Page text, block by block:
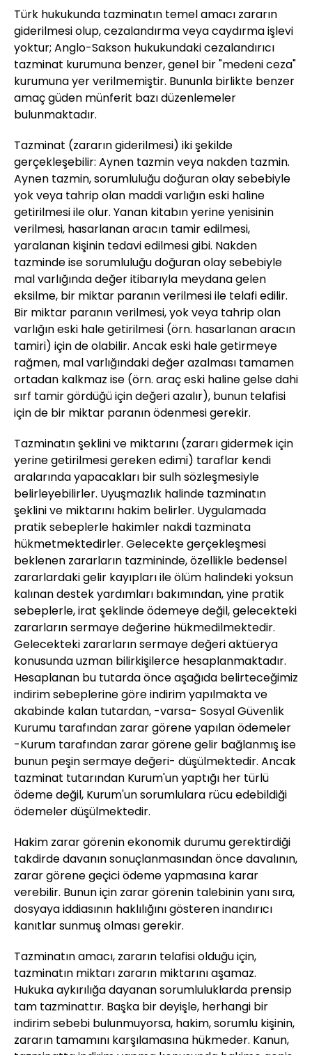
Türk hukukunda tazminatın temel amacı zararın
giderilmesi olup, cezalandırma veya caydırma işlevi
yoktur; Anglo-Sakson hukukundaki cezalandırıcı
tazminat kurumuna benzer, genel bir "medeni ceza"
kurumuna yer verilmemiştir. Bununla birlikte benzer
amaç güden münferit bazı düzenlemeler
bulunmaktadır.
Tazminat (zararın giderilmesi) iki şekilde
gerçekleşebilir: Aynen tazmin veya nakden tazmin.
Aynen tazmin, sorumluluğu doğuran olay sebebiyle
yok veya tahrip olan maddi varlığın eski haline
getirilmesi ile olur. Yanan kitabın yerine yenisinin
verilmesi, hasarlanan aracın tamir edilmesi,
yaralanan kişinin tedavi edilmesi gibi. Nakden
tazminde ise sorumluluğu doğuran olay sebebiyle
mal varlığında değer itibarıyla meydana gelen
eksilme, bir miktar paranın verilmesi ile telafi edilir.
Bir miktar paranın verilmesi, yok veya tahrip olan
varlığın eski hale getirilmesi (örn. hasarlanan aracın
tamiri) için de olabilir. Ancak eski hale getirmeye
rağmen, mal varlığındaki değer azalması tamamen
ortadan kalkmaz ise (örn. araç eski haline gelse dahi
sırf tamir gördüğü için değeri azalır), bunun telafisi
için de bir miktar paranın ödenmesi gerekir.
Tazminatın şeklini ve miktarını (zararı gidermek için
yerine getirilmesi gereken edimi) taraflar kendi
aralarında yapacakları bir sulh sözleşmesiyle
belirleyebilirler. Uyuşmazlık halinde tazminatın
şeklini ve miktarını hakim belirler. Uygulamada
pratik sebeplerle hakimler nakdi tazminata
hükmetmektedirler. Gelecekte gerçekleşmesi
beklenen zararların tazmininde, özellikle bedensel
zararlardaki gelir kayıpları ile ölüm halindeki yoksun
kalınan destek yardımları bakımından, yine pratik
sebeplerle, irat şeklinde ödemeye değil, gelecekteki
zararların sermaye değerine hükmedilmektedir.
Gelecekteki zararların sermaye değeri aktüerya
konusunda uzman bilirkişilerce hesaplanmaktadır.
Hesaplanan bu tutarda önce aşağıda belirteceğimiz
indirim sebeplerine göre indirim yapılmakta ve
akabinde kalan tutardan, -varsa- Sosyal Güvenlik
Kurumu tarafından zarar görene yapılan ödemeler
-Kurum tarafından zarar görene gelir bağlanmış ise
bunun peşin sermaye değeri- düşülmektedir. Ancak
tazminat tutarından Kurum'un yaptığı her türlü
ödeme değil, Kurum'un sorumlulara rücu edebildiği
ödemeler düşülmektedir.
Hakim zarar görenin ekonomik durumu gerektirdiği
takdirde davanın sonuçlanmasından önce davalının,
zarar görene geçici ödeme yapmasına karar
verebilir. Bunun için zarar görenin talebinin yanı sıra,
dosyaya iddiasının haklılığını gösteren inandırıcı
kanıtlar sunmuş olması gerekir.
Tazminatın amacı, zararın telafisi olduğu için,
tazminatın miktarı zararın miktarını aşamaz.
Hukuka aykırılığa dayanan sorumluluklarda prensip
tam tazminattır. Başka bir deyişle, herhangi bir
indirim sebebi bulunmuyorsa, hakim, sorumlu kişinin,
zararın tamamını karşılamasına hükmeder. Kanun,